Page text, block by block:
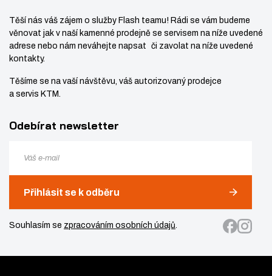
Těší nás váš zájem o služby Flash teamu! Rádi se vám budeme
věnovat jak v naší kamenné prodejně se servisem na níže uvedené
adrese nebo nám neváhejte napsat či zavolat na níže uvedené
kontakty.
Těšíme se na vaší návštěvu, váš autorizovaný prodejce
a servis KTM.
Odebírat newsletter
Přihlásit se k odběru
Souhlasím se zpracováním osobních údajů.